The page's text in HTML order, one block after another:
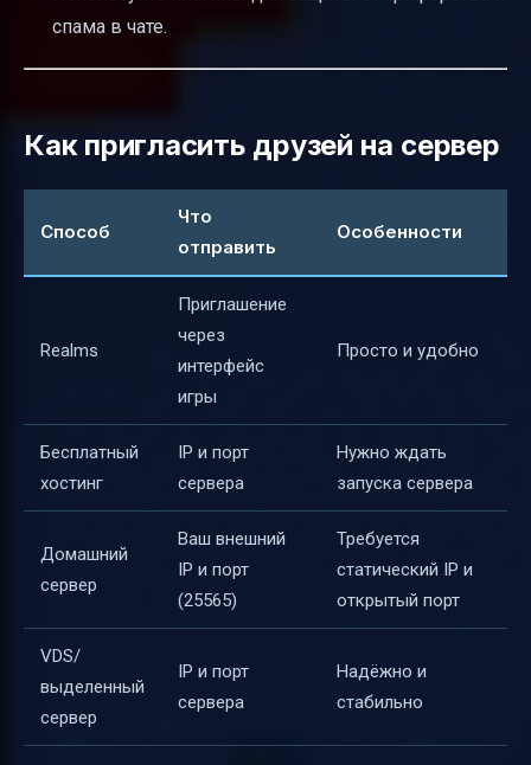
спама в чате.
Как пригласить друзей на сервер
Способ
Что
отправить
Особенности
Realms
Приглашение
через
интерфейс
игры
Просто и удобно
Бесплатный
хостинг
IP и порт
сервера
Нужно ждать
запуска сервера
Домашний
сервер
Ваш внешний
IP и порт
(25565)
Требуется
статический IP и
открытый порт
VDS/
выделенный
сервер
IP и порт
сервера
Надёжно и
стабильно